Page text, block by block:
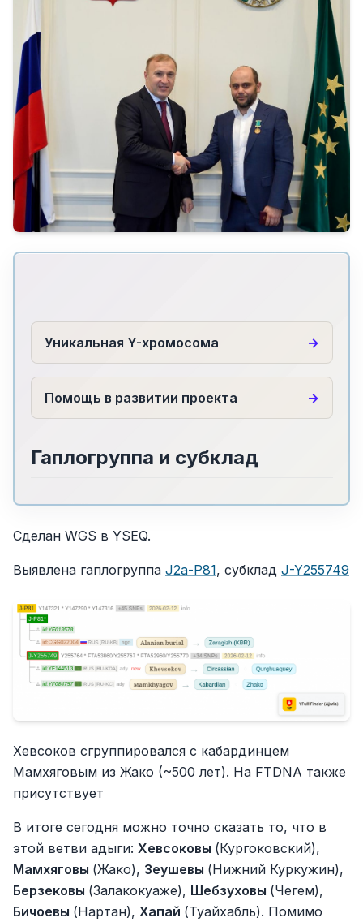
Уникальная Y-хромосома
Помощь в развитии проекта
Гаплогруппа и субклад
Сделан WGS в YSEQ.
Выявлена гаплогруппа J2a-P81, субклад J-Y255749
Хевсоков сгруппировался с кабардинцем
Мамхяговым из Жако (~500 лет). На FTDNA также
присутствует
В итоге сегодня можно точно сказать то, что в
этой ветви адыги: Хевсоковы (Кургоковский),
Мамхяговы (Жако), Зеушевы (Нижний Куркужин),
Берзековы (Залакокуаже), Шебзуховы (Чегем),
Бичоевы (Нартан), Хапай (Туайхабль). Помимо